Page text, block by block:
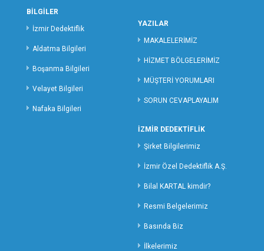
MARDİN ÖZEL DEDEKTİFLİK
NEVŞEHİR ÖZEL DEDEKTİFLİK
NİĞDE ÖZEL DEDEKTİFLİK
ORDU ÖZEL DEDEKTİFLİK
BİLGİLER
İzmir Dedektiflik
Aldatma Bilgileri
Boşanma Bilgileri
Velayet Bilgileri
Nafaka Bilgileri
YAZILAR
MAKALELERİMİZ
HİZMET BÖLGELERİMİZ
MÜŞTERİ YORUMLARI
SORUN CEVAPLAYALIM
İZMİR DEDEKTİFLİK
Şirket Bilgilerimiz
İzmir Özel Dedektiflik A.Ş.
Bilal KARTAL kimdir?
Resmi Belgelerimiz
Basında Biz
İlkelerimiz